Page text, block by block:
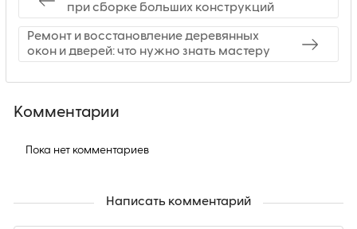
при сборке больших конструкций
Ремонт и восстановление деревянных
окон и дверей: что нужно знать мастеру
Комментарии
Пока нет комментариев
Написать комментарий